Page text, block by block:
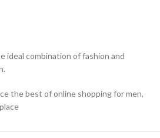
ideal combination of fashion and
the best of online shopping for men,